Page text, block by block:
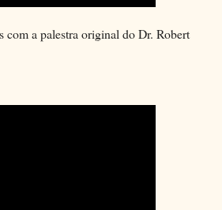
com a palestra original do Dr. Robert